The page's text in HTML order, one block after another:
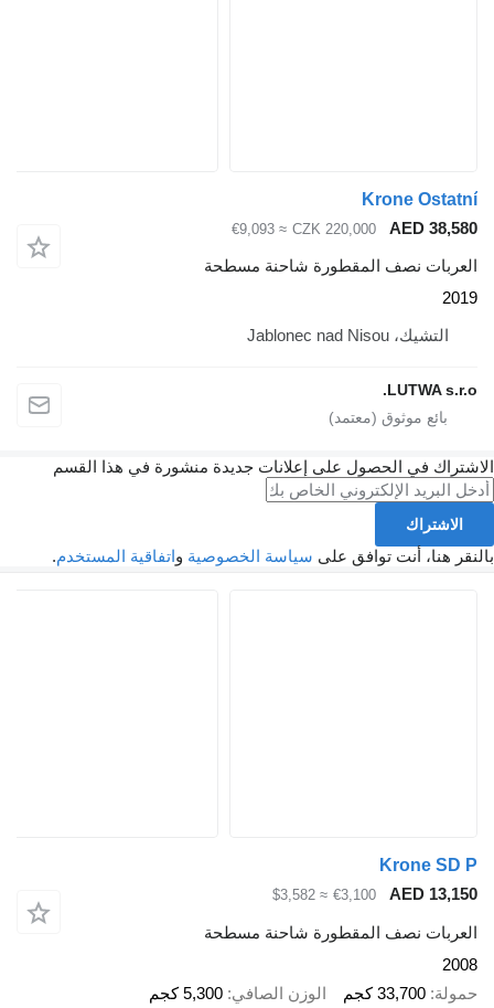
Krone Ostatní
AED 38,580
CZK 220,000
≈ €9,093
العربات نصف المقطورة شاحنة مسطحة
2019
التشيك، Jablonec nad Nisou
LUTWA s.r.o.
الاشتراك في الحصول على إعلانات جديدة منشورة في هذا القسم
الاشتراك
بالنقر هنا، أنت توافق على سياسة الخصوصية واتفاقية المستخدم.
Krone SD P
AED 13,150
€3,100
≈ $3,582
العربات نصف المقطورة شاحنة مسطحة
2008
حمولة 33,700 كجم الوزن الصافي 5,300 كجم